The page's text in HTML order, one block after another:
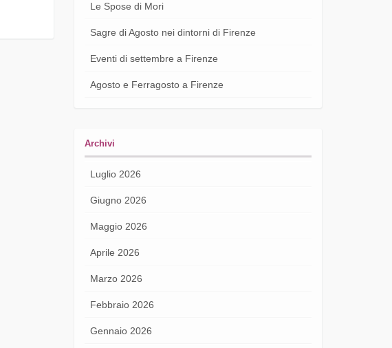
Le Spose di Mori
Sagre di Agosto nei dintorni di Firenze
Eventi di settembre a Firenze
Agosto e Ferragosto a Firenze
Archivi
Luglio 2026
Giugno 2026
Maggio 2026
Aprile 2026
Marzo 2026
Febbraio 2026
Gennaio 2026